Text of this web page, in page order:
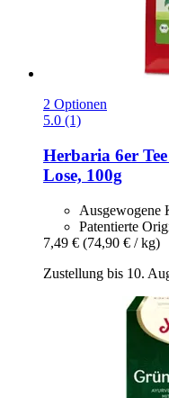
2 Optionen
5.0 (1)
Herbaria 6er
Lose, 100g
Ausgewogene
Patentierte
7,49 € (74,90 € / kg)
Zustellung bis 10.